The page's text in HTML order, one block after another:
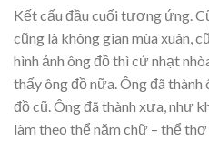
Kết cấu đầu cuối tương ứng.
cũng là không gian mùa xuân,
hình ảnh ông đồ thì cứ nhạt
thấy ông đồ nữa. Ông đã
đồ cũ. Ông đã thành xưa, như
làm theo thể năm chữ – thể